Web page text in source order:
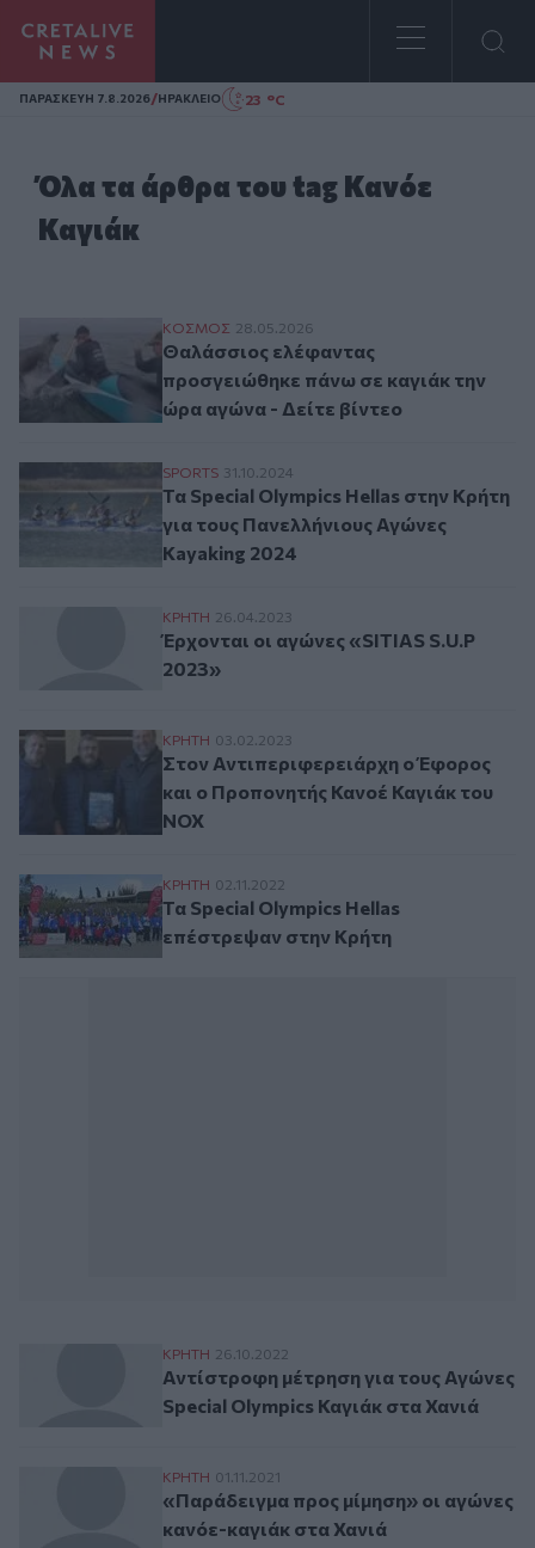
Homepage
ΠΑΡΑΣΚΕΥΗ 7.8.2026/ΗΡΑΚΛΕΙΟ 23 °C
Όλα τα άρθρα του tag Κανόε
Καγιάκ
Θαλάσσιος ελέφαντας προσγειώθηκε
ΚΟΣΜΟΣ 28.05.2026
Θαλάσσιος ελέφαντας
προσγειώθηκε πάνω σε καγιάκ την
ώρα αγώνα - Δείτε βίντεο
Τα Special Olympics Hellas στην Κρήτη
SPORTS 31.10.2024
Τα Special Olympics Hellas στην Κρήτη
για τους Πανελλήνιους Αγώνες
Kayaking 2024
Έρχονται οι αγώνες «SITIAS S.U.P 2023»
ΚΡΗΤΗ 26.04.2023
Έρχονται οι αγώνες «SITIAS S.U.P
2023»
Στον Αντιπεριφερειάρχη ο Έφορος και
ΚΡΗΤΗ 03.02.2023
Στον Αντιπεριφερειάρχη ο Έφορος
και ο Προπονητής Κανοέ Καγιάκ του
ΝΟΧ
Τα Special Olympics Hellas επέστρεψαν
ΚΡΗΤΗ 02.11.2022
Τα Special Olympics Hellas
επέστρεψαν στην Κρήτη
Αντίστροφη μέτρηση για τους Αγώνες
ΚΡΗΤΗ 26.10.2022
Αντίστροφη μέτρηση για τους Αγώνες
Special Olympics Καγιάκ στα Χανιά
«Παράδειγμα προς μίμηση» οι αγώνες
ΚΡΗΤΗ 01.11.2021
«Παράδειγμα προς μίμηση» οι αγώνες
κανόε-καγιάκ στα Χανιά